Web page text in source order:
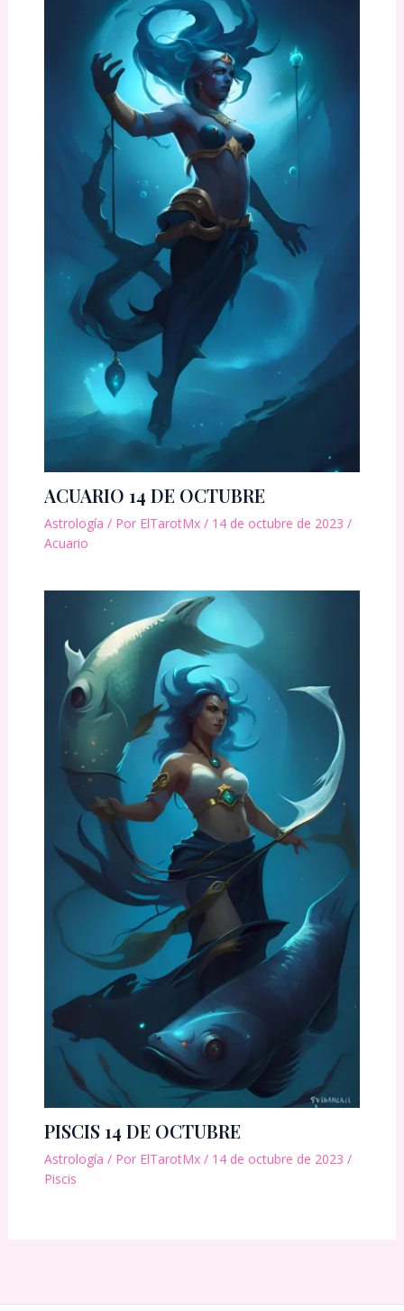
ACUARIO 14 DE OCTUBRE
Astrología / Por ElTarotMx / 14 de octubre de 2023 /
Acuario
PISCIS 14 DE OCTUBRE
Astrología / Por ElTarotMx / 14 de octubre de 2023 /
Piscis